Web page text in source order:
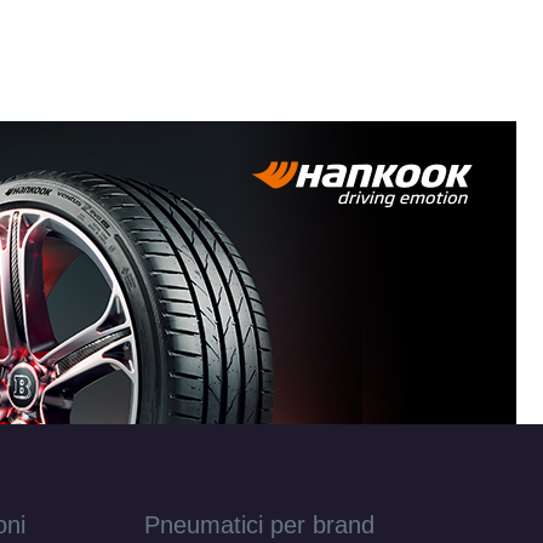
ET35
ET40
ET45
ET45
Pneumatici per brand